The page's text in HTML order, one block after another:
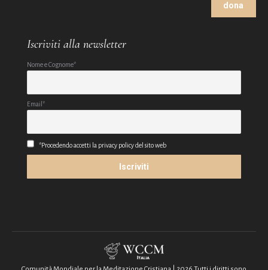
dona
Iscriviti alla newsletter
Nome e Cognome*
Email*
*Procedendo accetti la privacy policy del sito web